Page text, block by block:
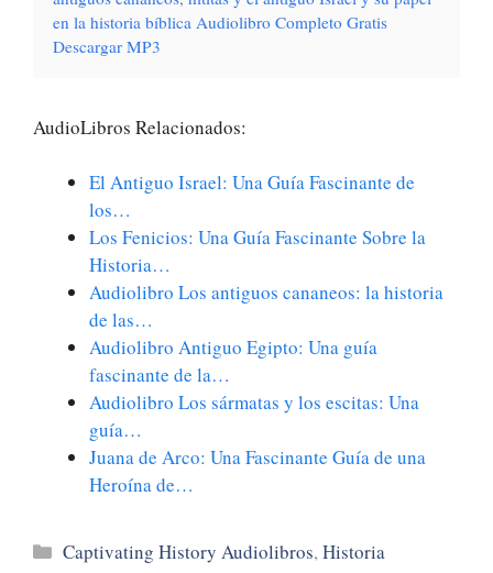
en la historia bíblica Audiolibro Completo Gratis
Descargar MP3
AudioLibros Relacionados:
El Antiguo Israel: Una Guía Fascinante de
los…
Los Fenicios: Una Guía Fascinante Sobre la
Historia…
Audiolibro Los antiguos cananeos: la historia
de las…
Audiolibro Antiguo Egipto: Una guía
fascinante de la…
Audiolibro Los sármatas y los escitas: Una
guía…
Juana de Arco: Una Fascinante Guía de una
Heroína de…
Categorías
Captivating History Audiolibros,Historia